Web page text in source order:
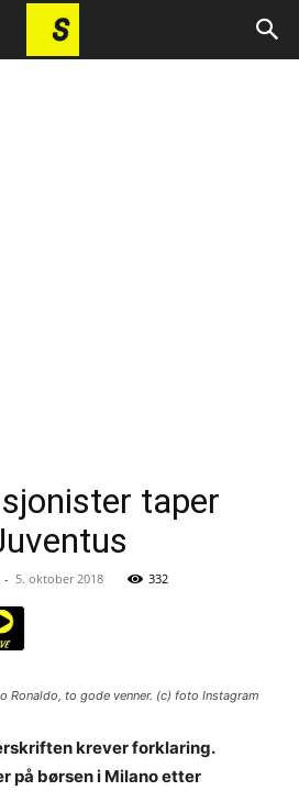
taper
- 5. oktober 2018 332
Ronaldo, to gode venner. (c) foto Instagram
krever forklaring.
på børsen i Milano etter